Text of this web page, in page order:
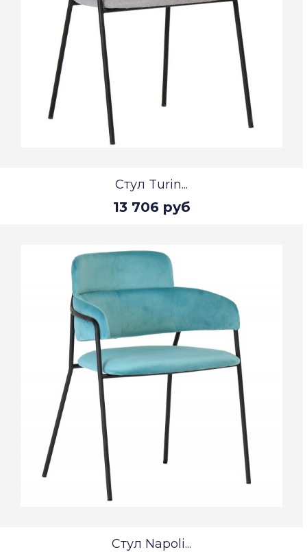
Стул Turin...
13 706 руб
Стул Napoli...